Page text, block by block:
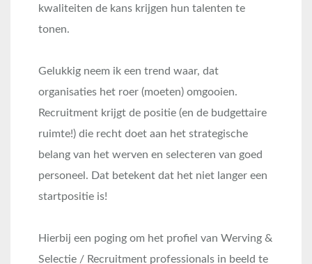
kwaliteiten de kans krijgen hun talenten te
tonen.
Gelukkig neem ik een trend waar, dat
organisaties het roer (moeten) omgooien.
Recruitment krijgt de positie (en de budgettaire
ruimte!) die recht doet aan het strategische
belang van het werven en selecteren van goed
personeel. Dat betekent dat het niet langer een
startpositie is!
Hierbij een poging om het profiel van Werving &
Selectie / Recruitment professionals in beeld te